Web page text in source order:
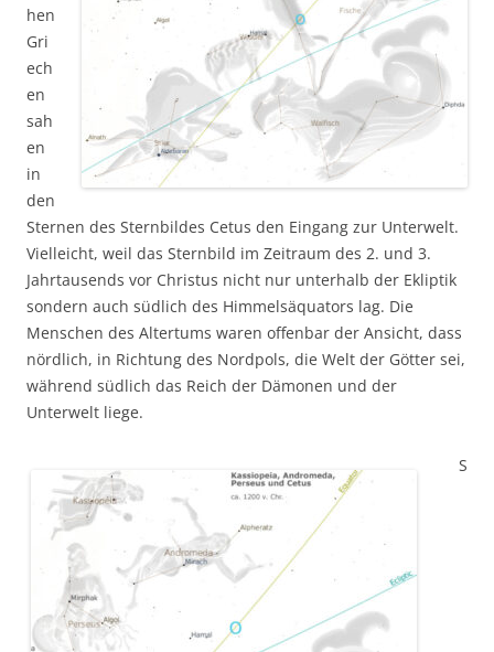
hen
Gri
ech
en
sah
en
in
den
Sternen des Sternbildes Cetus den Eingang zur Unterwelt.
Vielleicht, weil das Sternbild im Zeitraum des 2. und 3.
Jahrtausends vor Christus nicht nur unterhalb der Ekliptik
sondern auch südlich des Himmelsäquators lag. Die
Menschen des Altertums waren offenbar der Ansicht, dass
nördlich, in Richtung des Nordpols, die Welt der Götter sei,
während südlich das Reich der Dämonen und der
Unterwelt liege.
S